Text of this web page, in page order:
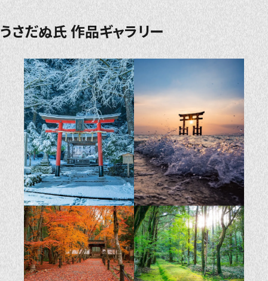
うさだぬ氏 作品ギャラリー